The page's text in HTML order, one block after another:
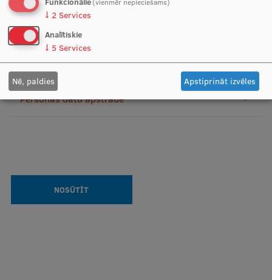
Ģerbonis
Projekti
Reitingi
Virtuālā tūre
Personas datu apstrāde
↓ 2 Services
Analītiskie
↓ 5 Services
Nē, paldies Apstiprināt izvēles